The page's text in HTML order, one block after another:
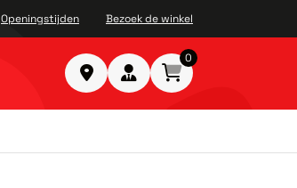
Openingstijden Bezoek de winkel
0